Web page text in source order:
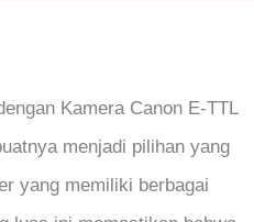
Kamera Canon E-TTL
menjadi pilihan yang
yang memiliki berbagai